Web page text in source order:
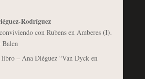
Rodríguez
con Rubens en Amberes (I).
Balen
libro – Ana Diéguez “Van Dyck en